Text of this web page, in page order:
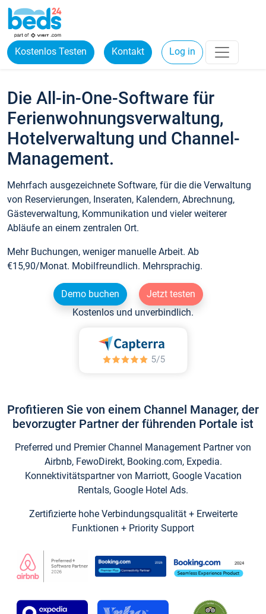
Kostenlos Testen Kontakt Log in
Die All-in-One-Software für
Ferienwohnungsverwaltung,
Hotelverwaltung und Channel-
Management.
Mehrfach ausgezeichnete Software, für die die Verwaltung
von Reservierungen, Inseraten, Kalendern, Abrechnung,
Gästeverwaltung, Kommunikation und vieler weiterer
Abläufe an einem zentralen Ort.
Mehr Buchungen, weniger manuelle Arbeit. Ab
€15,90/Monat. Mobilfreundlich. Mehrsprachig.
Demo buchen
Jetzt testen
Kostenlos und unverbindlich.
Profitieren Sie von einem Channel Manager, der
bevorzugter Partner der führenden Portale ist
Preferred und Premier Channel Management Partner von
Airbnb, FewoDirekt, Booking.com, Expedia.
Konnektivitätspartner von Marriott, Google Vacation
Rentals, Google Hotel Ads.
Zertifizierte hohe Verbindungsqualität + Erweiterte
Funktionen + Priority Support